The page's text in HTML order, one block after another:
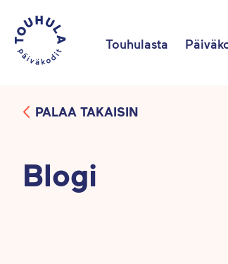
Touhulasta
PALAA TAKAISIN
Blogi